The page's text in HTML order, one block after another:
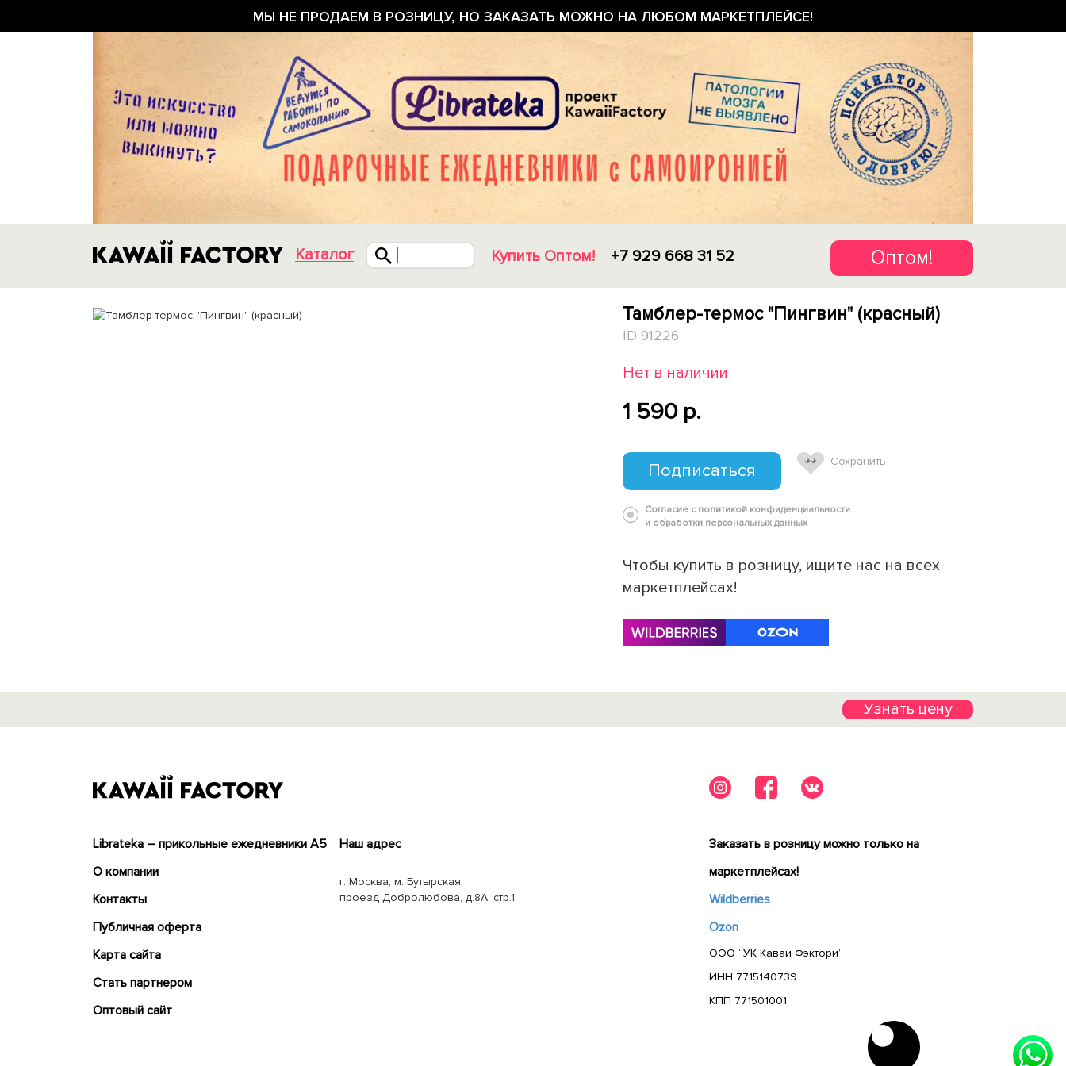
МЫ НЕ ПРОДАЕМ В РОЗНИЦУ, НО ЗАКАЗАТЬ МОЖНО НА ЛЮБОМ МАРКЕТПЛЕЙСЕ!
Каталог Купить Оптом! +7 929 668 31 52 Оптом!
Тамблер-термос "Пингвин" (красный)
ID 91226
Нет в наличии
1 590 p.
Подписаться Сохранить
Согласие с политикой конфиденциальности
и обработки персональных данных
Чтобы купить в розницу, ищите нас на всех
маркетплейсах!
Узнать цену
Librateka – прикольные ежедневники А5
О компании
Контакты
Публичная оферта
Карта сайта
Cтать партнером
Оптовый сайт
Наш адрес
г. Москва, м. Бутырская,
проезд Добролюбова, д.8А, стр.1
Заказать в розницу можно только на
маркетплейсах!
Wildberries
Ozon
ООО “УК Каваи Фэктори”
ИНН 7715140739
КПП 771501001